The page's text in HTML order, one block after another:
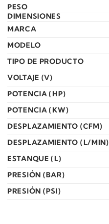
PESO
DIMENSIONES
MARCA
MODELO
TIPO DE PRODUCTO
VOLTAJE (V)
POTENCIA (HP)
POTENCIA (KW)
DESPLAZAMIENTO (CFM)
DESPLAZAMIENTO (L/MIN)
ESTANQUE (L)
PRESIÓN (BAR)
PRESIÓN (PSI)